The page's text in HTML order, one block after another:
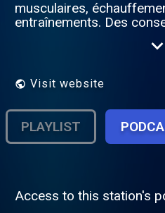
musculaires,
entraînements. Des
de toutes les régions du
ou individuels, votre
progresser et repousser
la radio qui accompagne
physique, et un peu plus...
Visit website
PLAYLIST
Access to this station's